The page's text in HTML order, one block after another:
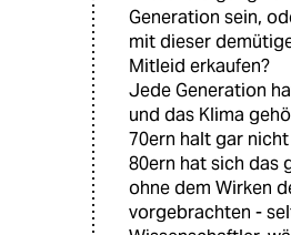
Generation sein,
mit dieser
Mitleid erkaufen?
Jede Generation
und das Klima
70ern halt gar
80ern hat sich das
ohne dem Wirken
vorgebrachten -